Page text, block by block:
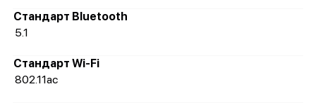
Стандарт Bluetooth
5.1
Стандарт Wi-Fi
802.11ac